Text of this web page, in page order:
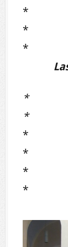
*
*
*
*
*
*
*
*
*